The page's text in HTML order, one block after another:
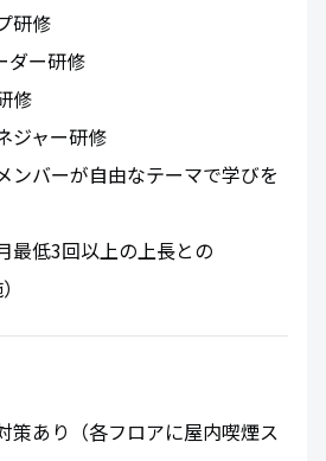
研修
ダー研修
修
ジャー研修
ンバーが自由なテーマで学びを
最低3回以上の上長との
策あり（各フロアに屋内喫煙ス